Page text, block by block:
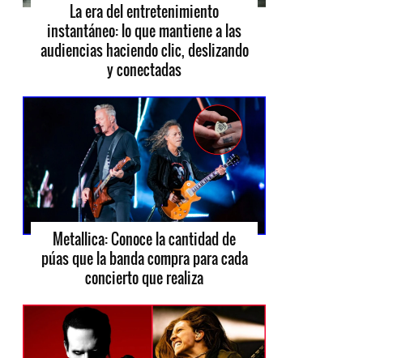
La era del entretenimiento
instantáneo: lo que mantiene a las
audiencias haciendo clic, deslizando
y conectadas
Metallica: Conoce la cantidad de
púas que la banda compra para cada
concierto que realiza